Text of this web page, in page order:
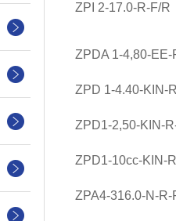
ZPI 2-17.0-R-F/R
ZPDA 1-4,80-
ZPD 1-4.40-KIN-
ZPD1-2,50-KIN-
ZPD1-10cc-KIN-
ZPA4-316.0-N-R-